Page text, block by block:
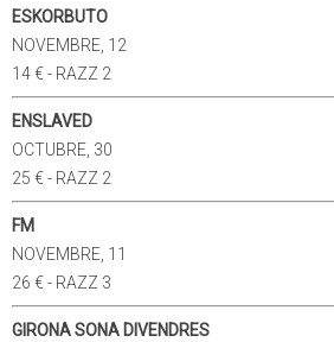
ESKORBUTO
NOVEMBRE, 12
14 € - RAZZ 2
ENSLAVED
OCTUBRE, 30
25 € - RAZZ 2
FM
NOVEMBRE, 11
26 € - RAZZ 3
GIRONA SONA DIVENDRES